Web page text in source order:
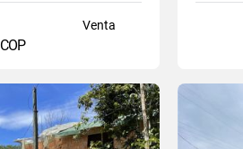
Venta
COP